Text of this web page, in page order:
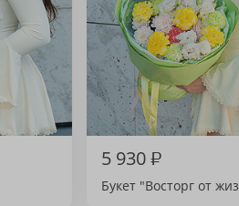
5 930₽
Букет "Восторг от